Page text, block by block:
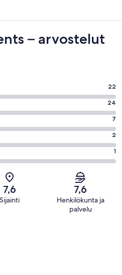
– arvostelut
22
24
7
2
1
7,6
Sijainti
7,6
Henkilökunta ja
palvelu